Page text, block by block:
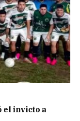
el invicto a